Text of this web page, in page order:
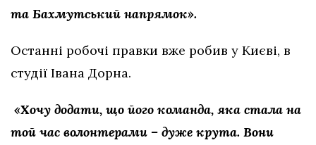
та Бахмутський напрямок».
Останні робочі правки вже робив у Києві, в
студії Івана Дорна.
«‎Хочу додати, що його команда, яка стала на
той час волонтерами – дуже крута. Вони